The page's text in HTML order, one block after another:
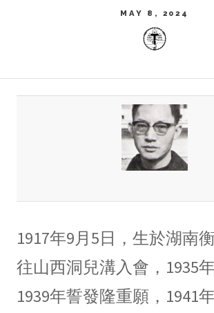
MAY 8, 2024
1917年9月5日，生於湖南
往山西洞兒溝入會，1935
1939年誓發隆重願，1941